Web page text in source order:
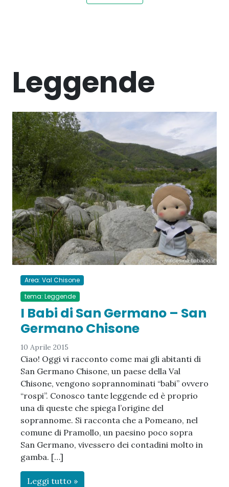
Leggende
Area: Val Chisone
tema: Leggende
I Babi di San Germano – San
Germano Chisone
10 Aprile 2015
Ciao! Oggi vi racconto come mai gli abitanti di
San Germano Chisone, un paese della Val
Chisone, vengono soprannominati “babi” ovvero
“rospi”. Conosco tante leggende ed è proprio
una di queste che spiega l’origine del
soprannome. Si racconta che a Pomeano, nel
comune di Pramollo, un paesino poco sopra
San Germano, vivessero dei contadini molto in
gamba. […]
Leggi tutto »